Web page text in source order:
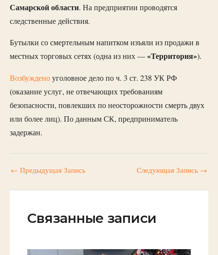
Самарской области. На предприятии проводятся
следственные действия.
Бутылки со смертельным напитком изъяли из продажи в
местных торговых сетях (одна из них —«Территория»).
Возбужденоуголовное дело по ч. 3 ст. 238 УК РФ
(оказание услуг, не отвечающих требованиям
безопасности, повлекших по неосторожности смерть двух
или более лиц). По данным СК, предприниматель
задержан.
← Предыдущая Запись Следующая Запись →
Связанные записи